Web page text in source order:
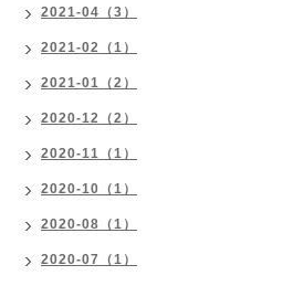
2021-04（3）
2021-02（1）
2021-01（2）
2020-12（2）
2020-11（1）
2020-10（1）
2020-08（1）
2020-07（1）